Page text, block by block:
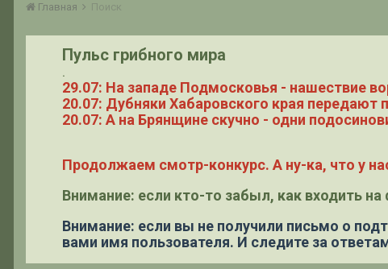
Главная Поиск
Пульс грибного мира
.
29.07: На западе Подмосковья - нашествие
20.07: Дубняки Хабаровского края передают
20.07: А на Брянщине скучно - одни
Продолжаем смотр-конкурс. А ну-ка, что у
Внимание: если кто-то забыл, как входить
Внимание: если вы не получили письмо о
вами имя пользователя. И следите за